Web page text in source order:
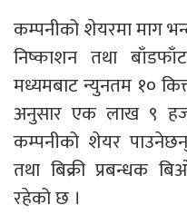
कम्पनीको शेयरमा माग
निष्काशन तथा
मध्यमबाट न्युनतम १०
अनुसार एक लाख ९
कम्पनीको शेयर
तथा बिक्री प्रबन्धक
रहेको छ ।